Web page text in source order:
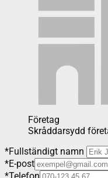
Företag
Skråddarsydd
*Fullständigt namn
*E-post